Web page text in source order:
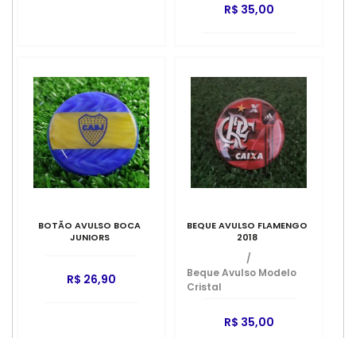
R$ 35,00
BOTÃO AVULSO BOCA
JUNIORS
R$ 26,90
BEQUE AVULSO FLAMENGO
2018
/
Beque Avulso Modelo
Cristal
R$ 35,00